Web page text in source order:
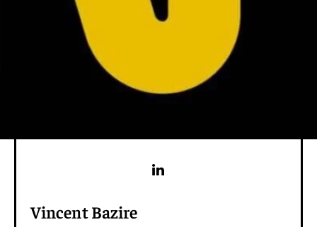
Vincent Bazire